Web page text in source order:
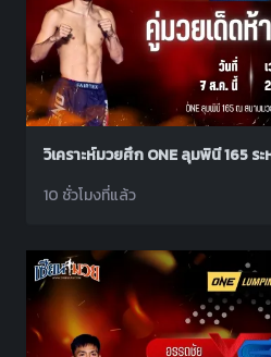
10 ชั่วโมงที่แล้ว